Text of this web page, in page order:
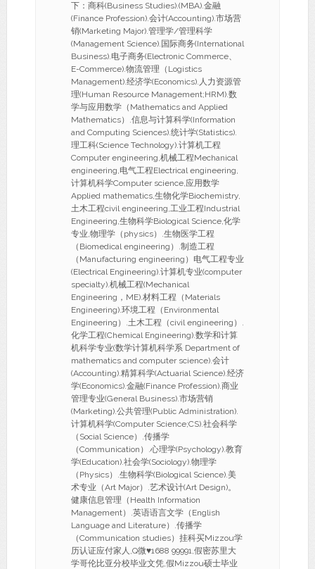
下：商科(Business Studies).(MBA).金融
(Finance Profession).会计(Accounting).市场营
销(Marketing Major).管理学/管理科学
(Management Science).国际商务(International
Business).电子商务(Electronic Commerce、
E-Commerce).物流管理（Logistics
Management).经济学(Economics).人力资源管
理(Human Resource Management;HRM).数
学与应用数学（Mathematics and Applied
Mathematics）.信息与计算科学(Information
and Computing Sciences).统计学(Statistics).
理工科(Science Technology).计算机工程
Computer engineering,机械工程Mechanical
engineering,电气工程Electrical engineering,
计算机科学Computer science,应用数学
Applied mathematics,生物化学Biochemistry,
土木工程civil engineering,工业工程Industrial
Engineering,生物科学Biological Science,化学
专业,物理学（physics）.生物医学工程
（Biomedical engineering）.制造工程
（Manufacturing engineering）电气工程专业
(Electrical Engineering).计算机专业(computer
specialty).机械工程(Mechanical
Engineering，ME).材料工程（Materials
Engineering).环境工程（Environmental
Engineering）.土木工程（civil engineering）.
化学工程(Chemical Engineering).数学和计算
机科学专业(数学计算机科学系 Department of
mathematics and computer science).会计
(Accounting).精算科学(Actuarial Science).经济
学(Economics).金融(Finance Profession).商业
管理专业(General Business).市场营销
(Marketing).公共管理(Public Administration).
计算机科学(Computer Science;CS).社会科学
（Social Science）.传播学
（Communication）.心理学(Psychology).教育
学(Education).社会学(Sociology).物理学
（Physics）.生物科学(Biological Science).美
术专业（Art Major）.艺术设计(Art Design)。
健康信息管理（Health Information
Management）.英语语言文学（English
Language and Literature）.传播学
（Communication studies）挂科买Mizzou学
历认证应付家人,Q微♥1688 99991,假密苏里大
学哥伦比亚分校毕业文凭,假Mizzou硕士毕业